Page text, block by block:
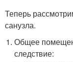
Теперь
санузла.
Общее
следствие: